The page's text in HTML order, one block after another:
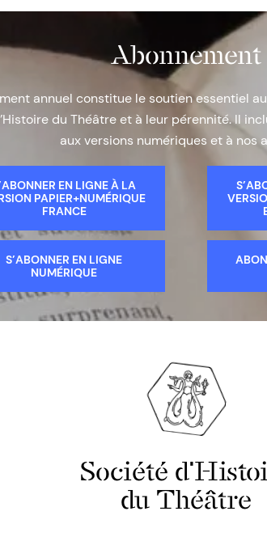
Abonnement
annuel constitue le soutien essentiel
du Théâtre et à leur pérennité. Il
aux versions numériques et à nos
EN LIGNE À LA
PAPIER+NUMÉRIQUE
FRANCE
S’ABONNER EN LIGNE
NUMÉRIQUE
Société
du Théâtre